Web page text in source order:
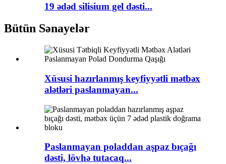
19 ədəd silisium gel dəsti...
Bütün Sənayelər
Xüsusi hazırlanmış keyfiyyətli mətbəx
alətləri paslanmayan...
Paslanmayan poladdan aşpaz bıçağı
dəsti, lövhə tutacaq...